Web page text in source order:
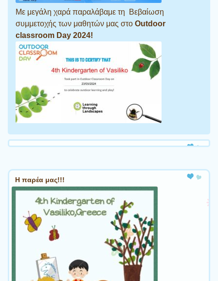
Με μεγάλη χαρά παραλάβαμε τη Βεβαίωση
συμμετοχής των μαθητών μας στο Outdoor
classroom Day 2024!
Η παρέα μας!!!